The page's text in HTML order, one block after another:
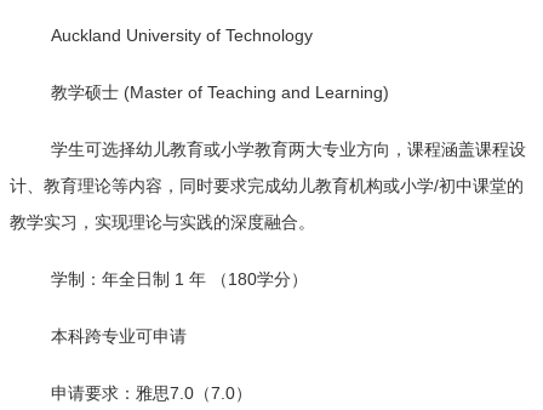
Auckland University of Technology
教学硕士 (Master of Teaching and Learning)
学生可选择幼儿教育或小学教育两大专业方向，课程涵盖课程设
计、教育理论等内容，同时要求完成幼儿教育机构或小学/初中课堂的
教学实习，实现理论与实践的深度融合。
学制：年全日制 1 年 （180学分）
本科跨专业可申请
申请要求：雅思7.0（7.0）